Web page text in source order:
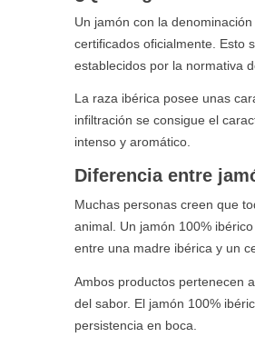
Un jamón con la
certificados oficialmente. Esto
establecidos por la normativa
La raza ibérica posee unas
infiltración se consigue el
intenso y aromático.
Diferencia entre
Muchas personas creen que
animal. Un jamón 100%
entre una madre ibérica y un
Ambos productos pertenecen
del sabor. El jamón 100%
persistencia en boca.